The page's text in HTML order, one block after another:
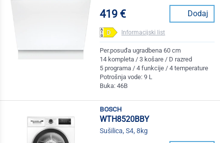
419 € Dodaj
Informacijski list
Per.posuđa ugradbena 60 cm
14 kompleta / 3 košare / D razred
5 programa / 4 funkcije / 4 temperature
Potrošnja vode: 9 L
Buka: 46B
bosch
WTH8520BBY
Sušilica, S4, 8kg